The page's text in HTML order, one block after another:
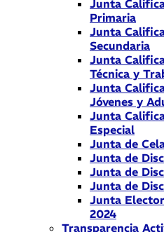
Junta
Primaria
Junta
Secundaria
Junta
Técnica y
Junta
Jóvenes y
Junta
Especial
Junta de
Junta de
Junta de
Junta de
Junta
2024
Transparencia